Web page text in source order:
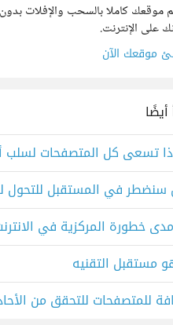
موقعك كاملا بالسحب والإفلات
على الإنترنت.
موقعك الآن
أيضًا
تسعى كل المتصفحات لسلب
في المستقبل للتحول
خطورة المركزية في
مستقبل التقنيه
للمتصفحات للتحقق من